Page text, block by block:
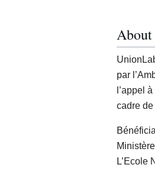
About
par
l’appel
cadre
L’Ecole